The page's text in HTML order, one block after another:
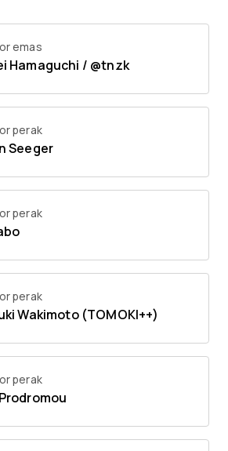
emas
Hamaguchi / @tnzk
perak
Seeger
perak
perak
Wakimoto (TOMOKI++)
perak